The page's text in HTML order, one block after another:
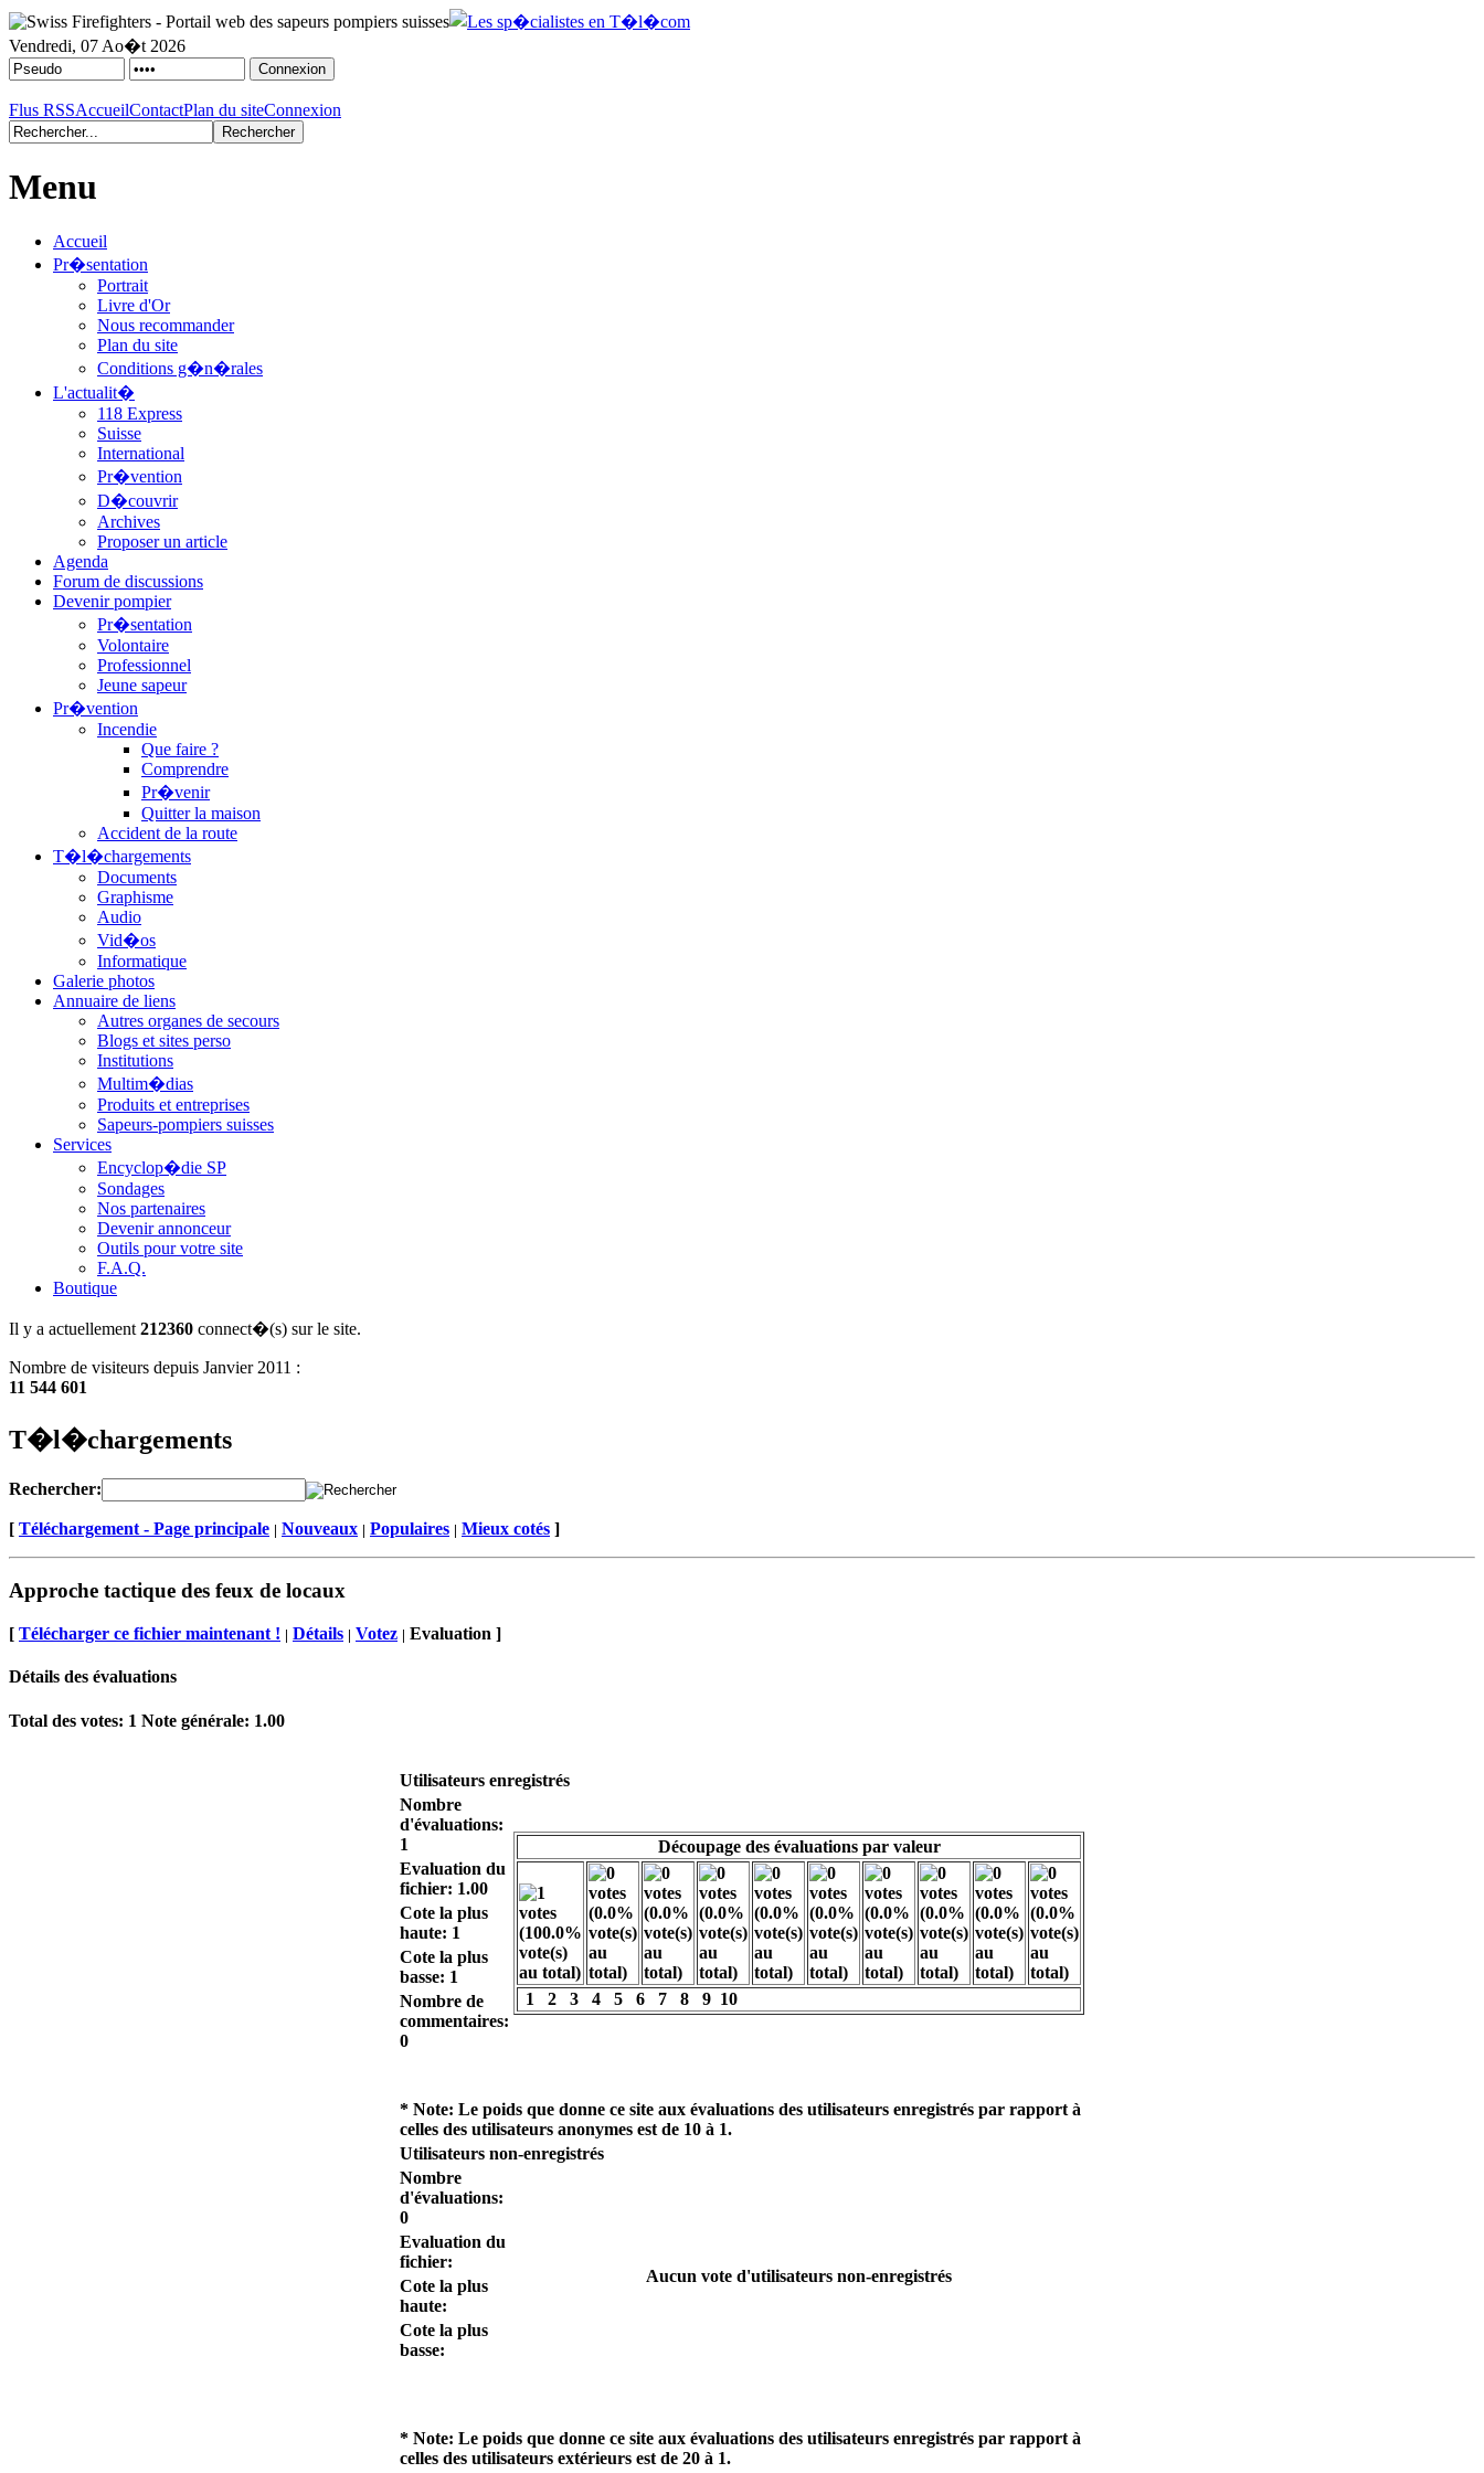
Vendredi, 07 Ao�t 2026
Flus RSSAccueilContactPlan du siteConnexion
Menu
Accueil
Pr�sentation
Portrait
Livre d'Or
Nous recommander
Plan du site
Conditions g�n�rales
L'actualit�
118 Express
Suisse
International
Pr�vention
D�couvrir
Archives
Proposer un article
Agenda
Forum de discussions
Devenir pompier
Pr�sentation
Volontaire
Professionnel
Jeune sapeur
Pr�vention
Incendie
Que faire ?
Comprendre
Pr�venir
Quitter la maison
Accident de la route
T�l�chargements
Documents
Graphisme
Audio
Vid�os
Informatique
Galerie photos
Annuaire de liens
Autres organes de secours
Blogs et sites perso
Institutions
Multim�dias
Produits et entreprises
Sapeurs-pompiers suisses
Services
Encyclop�die SP
Sondages
Nos partenaires
Devenir annonceur
Outils pour votre site
F.A.Q.
Boutique
Il y a actuellement 212360 connect�(s) sur le site.
Nombre de visiteurs depuis Janvier 2011 :
11 544 601
T�l�chargements
Rechercher:
[ Téléchargement - Page principale | Nouveaux | Populaires | Mieux cotés ]
Approche tactique des feux de locaux
[ Télécharger ce fichier maintenant ! | Détails | Votez | Evaluation ]
Détails des évaluations
Total des votes: 1 Note générale: 1.00
Utilisateurs enregistrés
Nombre
d'évaluations:
1
Découpage des évaluations par valeur
1 2 3 4 5 6 7 8 9 10
Evaluation du
fichier: 1.00
Cote la plus
haute: 1
Cote la plus
basse: 1
Nombre de
commentaires:
0
* Note: Le poids que donne ce site aux évaluations des utilisateurs enregistrés par rapport à
celles des utilisateurs anonymes est de 10 à 1.
Utilisateurs non-enregistrés
Nombre
d'évaluations:
0
Aucun vote d'utilisateurs non-enregistrés
Evaluation du
fichier:
Cote la plus
haute:
Cote la plus
basse:
* Note: Le poids que donne ce site aux évaluations des utilisateurs enregistrés par rapport à
celles des utilisateurs extérieurs est de 20 à 1.